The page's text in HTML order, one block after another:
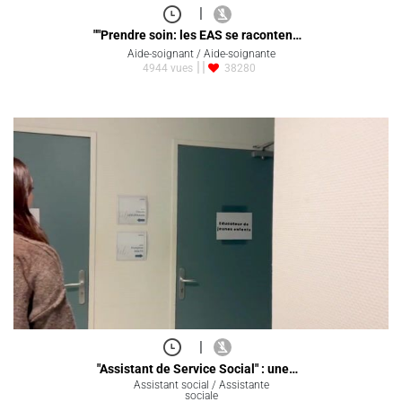
|
""Prendre soin: les EAS se raconten…
Aide-soignant / Aide-soignante
4944 vues
38280
|
"Assistant de Service Social" : une…
Assistant social / Assistante
sociale